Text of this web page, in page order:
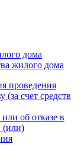
дома
жилого дома
проведения
(за счет средств
об отказе в
(или)